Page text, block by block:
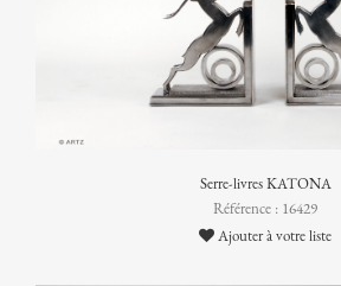
Serre-livres KATONA
Référence : 16429
Ajouter à votre liste